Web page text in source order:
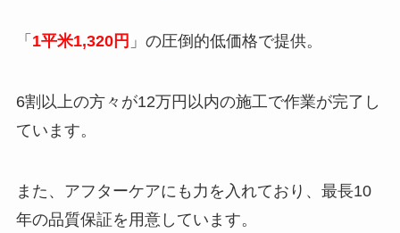
「 1平米1,320円 」の圧倒的低価格で提供。
6割以上の方々が12万円以内の施工で作業が完了し
ています。
また、アフターケアにも力を入れており、最長10
年の品質保証を用意しています。